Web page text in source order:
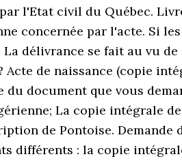
l'Etat civil du Québec.
concernée par l'acte. Si
délivrance se fait au vu de
de naissance (copie
document que vous
La copie intégrale de
de Pontoise. Demande
différents : la copie